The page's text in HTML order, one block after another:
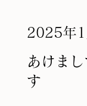
あけま
す
2025年